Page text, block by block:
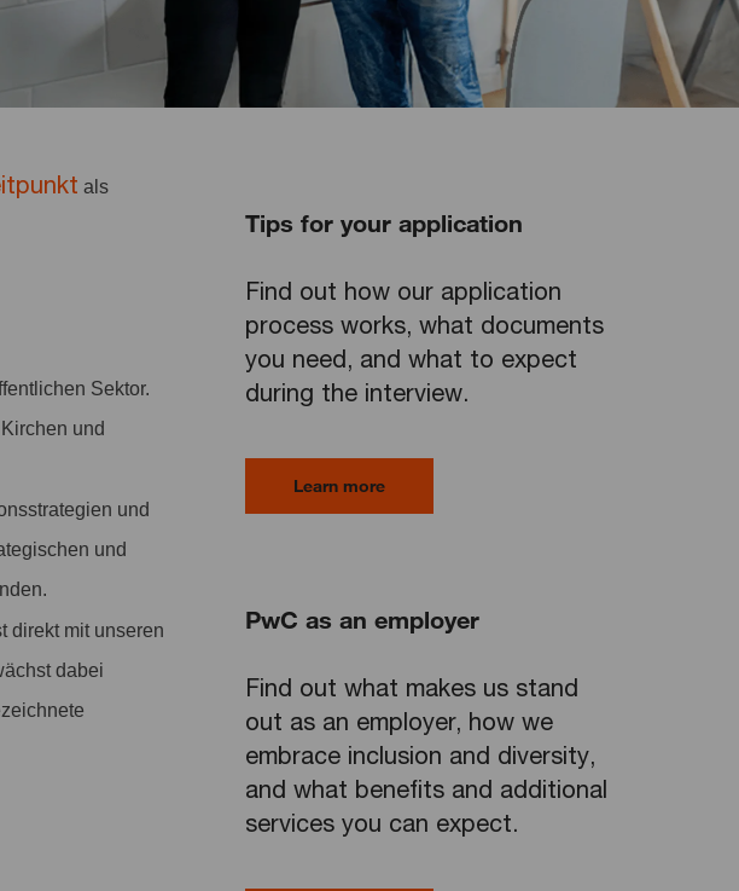
als
Sektor.
und
und
und
direkt mit unseren
dabei
Tips for your application
Find out how our application
process works, what documents
you need, and what to expect
during the interview.
Learn more
PwC as an employer
Find out what makes us stand
out as an employer, how we
embrace inclusion and diversity,
and what benefits and additional
services you can expect.